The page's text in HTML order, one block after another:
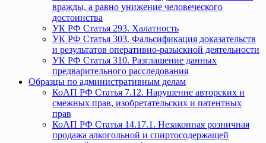
вражды, а равно унижение человеческого
достоинства
УК РФ Статья 293. Халатность
УК РФ Статья 303. Фальсификация доказательств
и результатов оперативно-разыскной деятельности
УК РФ Статья 310. Разглашение данных
предварительного расследования
Образцы по административным делам
КоАП РФ Статья 7.12. Нарушение авторских и
смежных прав, изобретательских и патентных
прав
КоАП РФ Статья 14.17.1. Незаконная розничная
продажа алкогольной и спиртосодержащей